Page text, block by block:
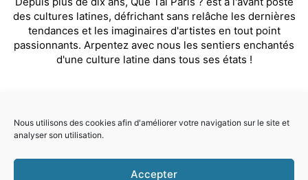
des cultures latines, défrichant sans relâche les dernières
tendances et les imaginaires d'artistes en tout point
passionnants. Arpentez avec nous les sentiers enchantés
d'une culture latine dans tous ses états !
Facebook
Nous utilisons des cookies afin d'améliorer votre navigation sur le site et
analyser son utilisation.
Accepter